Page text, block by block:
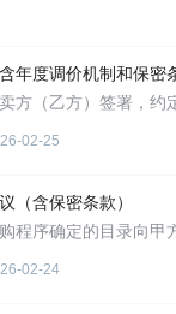
年度调价机制和保密
02-25
（含保密条款）
02-24